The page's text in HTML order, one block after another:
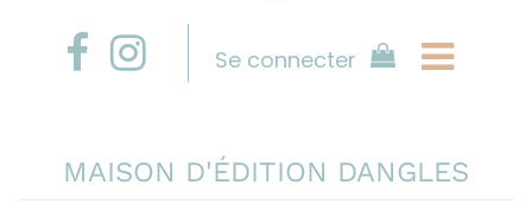
Se connecter
MAISON D'ÉDITION DANGLES